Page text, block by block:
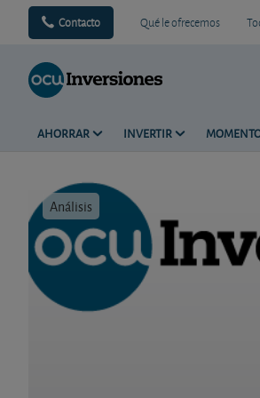
Contacto Qué le ofrecemos
AHORRAR INVERTIR
Análisis